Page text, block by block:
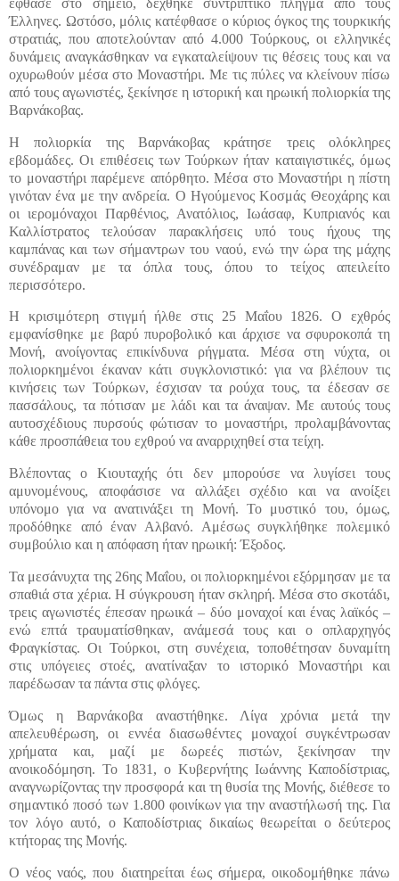
Έλληνες. Ωστόσο, μόλις κατέφθασε ο κύριος όγκος της τουρκικής
στρατιάς, που αποτελούνταν από 4.000 Τούρκους, οι ελληνικές
δυνάμεις αναγκάσθηκαν να εγκαταλείψουν τις θέσεις τους και να
οχυρωθούν μέσα στο Μοναστήρι. Με τις πύλες να κλείνουν πίσω
από τους αγωνιστές, ξεκίνησε η ιστορική και ηρωική πολιορκία της
Βαρνάκοβας.
Η πολιορκία της Βαρνάκοβας κράτησε τρεις ολόκληρες
εβδομάδες. Οι επιθέσεις των Τούρκων ήταν καταιγιστικές, όμως
το μοναστήρι παρέμενε απόρθητο. Μέσα στο Μοναστήρι η πίστη
γινόταν ένα με την ανδρεία. Ο Ηγούμενος Κοσμάς Θεοχάρης και
οι ιερομόναχοι Παρθένιος, Ανατόλιος, Ιωάσαφ, Κυπριανός και
Καλλίστρατος τελούσαν παρακλήσεις υπό τους ήχους της
καμπάνας και των σήμαντρων του ναού, ενώ την ώρα της μάχης
συνέδραμαν με τα όπλα τους, όπου το τείχος απειλείτο
περισσότερο.
Η κρισιμότερη στιγμή ήλθε στις 25 Μαΐου 1826. Ο εχθρός
εμφανίσθηκε με βαρύ πυροβολικό και άρχισε να σφυροκοπά τη
Μονή, ανοίγοντας επικίνδυνα ρήγματα. Μέσα στη νύχτα, οι
πολιορκημένοι έκαναν κάτι συγκλονιστικό: για να βλέπουν τις
κινήσεις των Τούρκων, έσχισαν τα ρούχα τους, τα έδεσαν σε
πασσάλους, τα πότισαν με λάδι και τα άναψαν. Με αυτούς τους
αυτοσχέδιους πυρσούς φώτισαν το μοναστήρι, προλαμβάνοντας
κάθε προσπάθεια του εχθρού να αναρριχηθεί στα τείχη.
Βλέποντας ο Κιουταχής ότι δεν μπορούσε να λυγίσει τους
αμυνομένους, αποφάσισε να αλλάξει σχέδιο και να ανοίξει
υπόνομο για να ανατινάξει τη Μονή. Το μυστικό του, όμως,
προδόθηκε από έναν Αλβανό. Αμέσως συγκλήθηκε πολεμικό
συμβούλιο και η απόφαση ήταν ηρωική: Έξοδος.
Τα μεσάνυχτα της 26ης Μαΐου, οι πολιορκημένοι εξόρμησαν με τα
σπαθιά στα χέρια. Η σύγκρουση ήταν σκληρή. Μέσα στο σκοτάδι,
τρεις αγωνιστές έπεσαν ηρωικά – δύο μοναχοί και ένας λαϊκός –
ενώ επτά τραυματίσθηκαν, ανάμεσά τους και ο οπλαρχηγός
Φραγκίστας. Οι Τούρκοι, στη συνέχεια, τοποθέτησαν δυναμίτη
στις υπόγειες στοές, ανατίναξαν το ιστορικό Μοναστήρι και
παρέδωσαν τα πάντα στις φλόγες.
Όμως η Βαρνάκοβα αναστήθηκε. Λίγα χρόνια μετά την
απελευθέρωση, οι εννέα διασωθέντες μοναχοί συγκέντρωσαν
χρήματα και, μαζί με δωρεές πιστών, ξεκίνησαν την
ανοικοδόμηση. Το 1831, ο Κυβερνήτης Ιωάννης Καποδίστριας,
αναγνωρίζοντας την προσφορά και τη θυσία της Μονής, διέθεσε το
σημαντικό ποσό των 1.800 φοινίκων για την αναστήλωσή της. Για
τον λόγο αυτό, ο Καποδίστριας δικαίως θεωρείται ο δεύτερος
κτήτορας της Μονής.
Ο νέος ναός, που διατηρείται έως σήμερα, οικοδομήθηκε πάνω